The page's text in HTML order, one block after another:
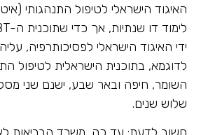
האיגוד הישראלי לטיפול התנהגותי
ידי האיגוד הישראלי לפסיכותרפיה,
לדוגמא, בתוכנית הישראלית לטיפול
השומר, חיפה ובאר שבע, ישנם שני
שלוש שנים.